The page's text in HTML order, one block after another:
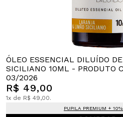
ÓLEO ESSENCIAL DILUÍDO
SICILIANO 10ML - PRODUTO
03/2026
R$ 49,00
1x de R$ 49,00.
PUPILA PREMIUM +